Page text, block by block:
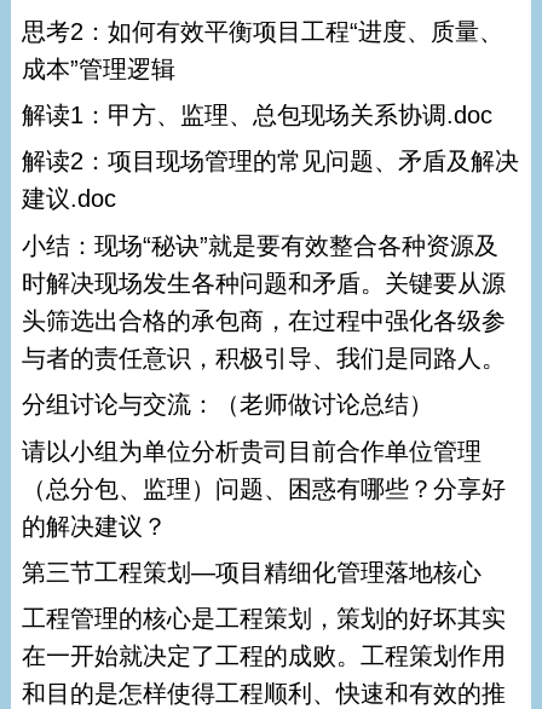
思考2：如何有效平衡项目工程“进度、质量、
成本”管理逻辑
解读1：甲方、监理、总包现场关系协调.doc
解读2：项目现场管理的常见问题、矛盾及解决
建议.doc
小结：现场“秘诀”就是要有效整合各种资源及
时解决现场发生各种问题和矛盾。关键要从源
头筛选出合格的承包商，在过程中强化各级参
与者的责任意识，积极引导、我们是同路人。
分组讨论与交流：（老师做讨论总结）
请以小组为单位分析贵司目前合作单位管理
（总分包、监理）问题、困惑有哪些？分享好
的解决建议？
第三节工程策划—项目精细化管理落地核心
工程管理的核心是工程策划，策划的好坏其实
在一开始就决定了工程的成败。工程策划作用
和目的是怎样使得工程顺利、快速和有效的推